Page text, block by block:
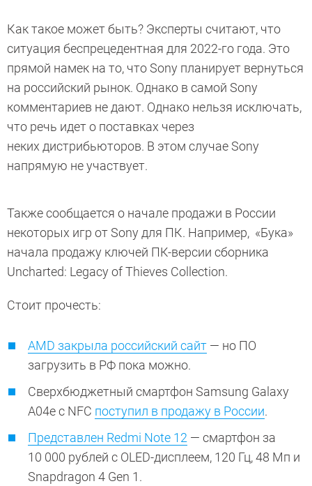
Как такое может быть? Эксперты считают, что
ситуация беспрецедентная для 2022-го года. Это
прямой намек на то, что Sony планирует вернуться
на российский рынок. Однако в самой Sony
комментариев не дают. Однако нельзя исключать,
что речь идет о поставках через
неких дистрибьюторов. В этом случае Sony
напрямую не участвует.
Также сообщается о начале продажи в России
некоторых игр от Sony для ПК. Например, «Бука»
начала продажу ключей ПК-версии сборника
Uncharted: Legacy of Thieves Collection.
Стоит прочесть:
AMD закрыла российский сайт — но ПО
загрузить в РФ пока можно.
Сверхбюджетный смартфон Samsung Galaxy
A04e с NFC поступил в продажу в России.
Представлен Redmi Note 12 — смартфон за
10 000 рублей с OLED-дисплеем, 120 Гц, 48 Мп и
Snapdragon 4 Gen 1.